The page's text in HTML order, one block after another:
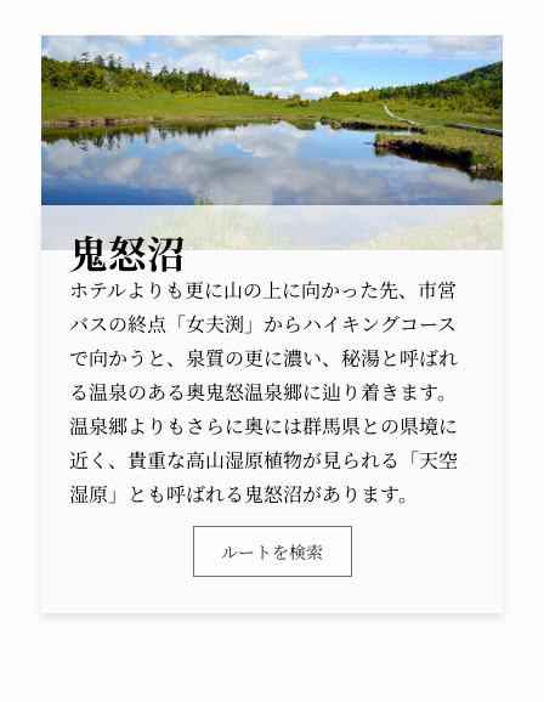
鬼怒沼
ホテルよりも更に山の上に向かった先、市営
バスの終点「女夫渕」からハイキングコース
で向かうと、泉質の更に濃い、秘湯と呼ばれ
る温泉のある奥鬼怒温泉郷に辿り着きます。
温泉郷よりもさらに奥には群馬県との県境に
近く、貴重な高山湿原植物が見られる「天空
湿原」とも呼ばれる鬼怒沼があります。
ルートを検索